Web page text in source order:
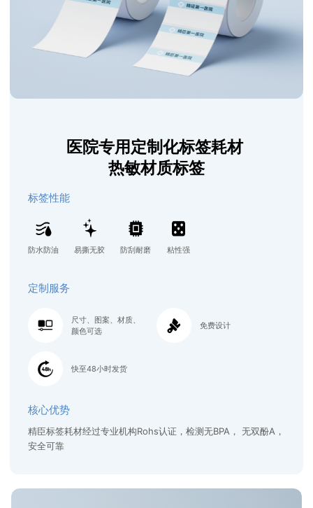
医院专用定制化标签耗材
热敏材质标签
标签性能
防水防油 易撕无胶 防刮耐磨 粘性强
定制服务
尺寸、图案、材质、
颜色可选
免费设计
快至48小时发货
核心优势
精臣标签耗材经过专业机构Rohs认证，检测无BPA， 无双酚A，
安全可靠